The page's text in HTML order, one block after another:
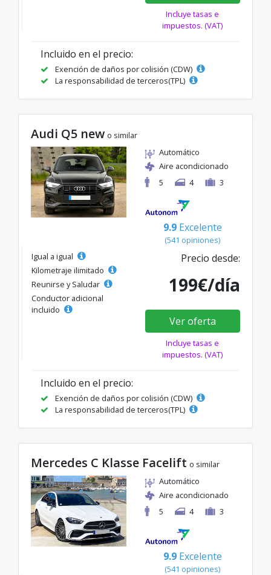
Incluye tasas e
impuestos. (VAT)
Incluido en el precio:
Exención de daños por colisión (CDW)
La responsabilidad de terceros(TPL)
Audi Q5 new o similar
Automático
Aire acondicionado
5
4 3
9.9 Excelente
(541 opiniones)
Igual a igual
Kilometraje ilimitado
Reunirse y Saludar
Conductor adicional
incluido
Precio desde:
199€/día
Ver oferta
Incluye tasas e
impuestos. (VAT)
Incluido en el precio:
Exención de daños por colisión (CDW)
La responsabilidad de terceros(TPL)
Mercedes C Klasse Facelift o similar
Automático
Aire acondicionado
5
4 3
9.9 Excelente
(541 opiniones)